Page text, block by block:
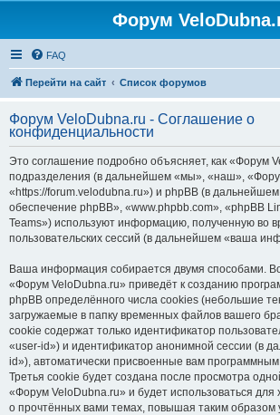
Форум
FAQ
Перейти на сайт Список форумов
Форум VeloDubna.ru - Соглашение о
конфиденциальности
Это соглашение подробно объясняет, как «Форум
подразделения (в дальнейшем «мы», «наш»,
«https://forum.velodubna.ru») и phpBB (в
обеспечение phpBB», «www.phpbb.com», «phpBB
Teams») используют информацию, полученную во
пользовательских сессий (в дальнейшем «ваша
Ваша информация собирается двумя способами.
«Форум VeloDubna.ru» приведёт к созданию
phpBB определённого числа cookies (небольшие
загружаемые в папку временных файлов вашего
cookie содержат только идентификатор
«user-id») и идентификатор анонимной сессии (в
id»), автоматически присвоенные вам
Третья cookie будет создана после просмотра
«Форум VeloDubna.ru» и будет использоваться
о прочтённых вами темах, повышая таким образом